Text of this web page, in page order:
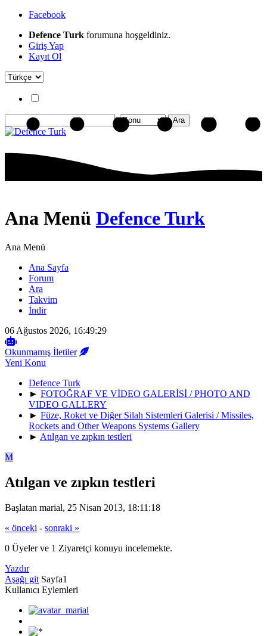
Facebook
Defence Turk forumuna hoşgeldiniz.
Giriş Yap
Kayıt Ol
Ana Menü Defence Turk
Ana Menü
Ana Sayfa
Forum
Ara
Takvim
İndir
06 Ağustos 2026, 16:49:29
Okunmamış İletiler
Yeni Konu
Defence Turk
► FOTOĞRAF VE VİDEO GALERİSİ / PHOTO AND
VIDEO GALLERY
► Füze, Roket ve Diğer Silah Sistemleri Galerisi / Missiles,
Rockets and Other Weapons Systems Gallery
► Atılgan ve zıpkın testleri
M
Atılgan ve zıpkın testleri
Başlatan marial, 25 Nisan 2013, 18:11:18
« önceki - sonraki »
0 Üyeler ve 1 Ziyaretçi konuyu incelemekte.
Yazdır
Aşağı git Sayfa1
Kullanıcı Eylemleri